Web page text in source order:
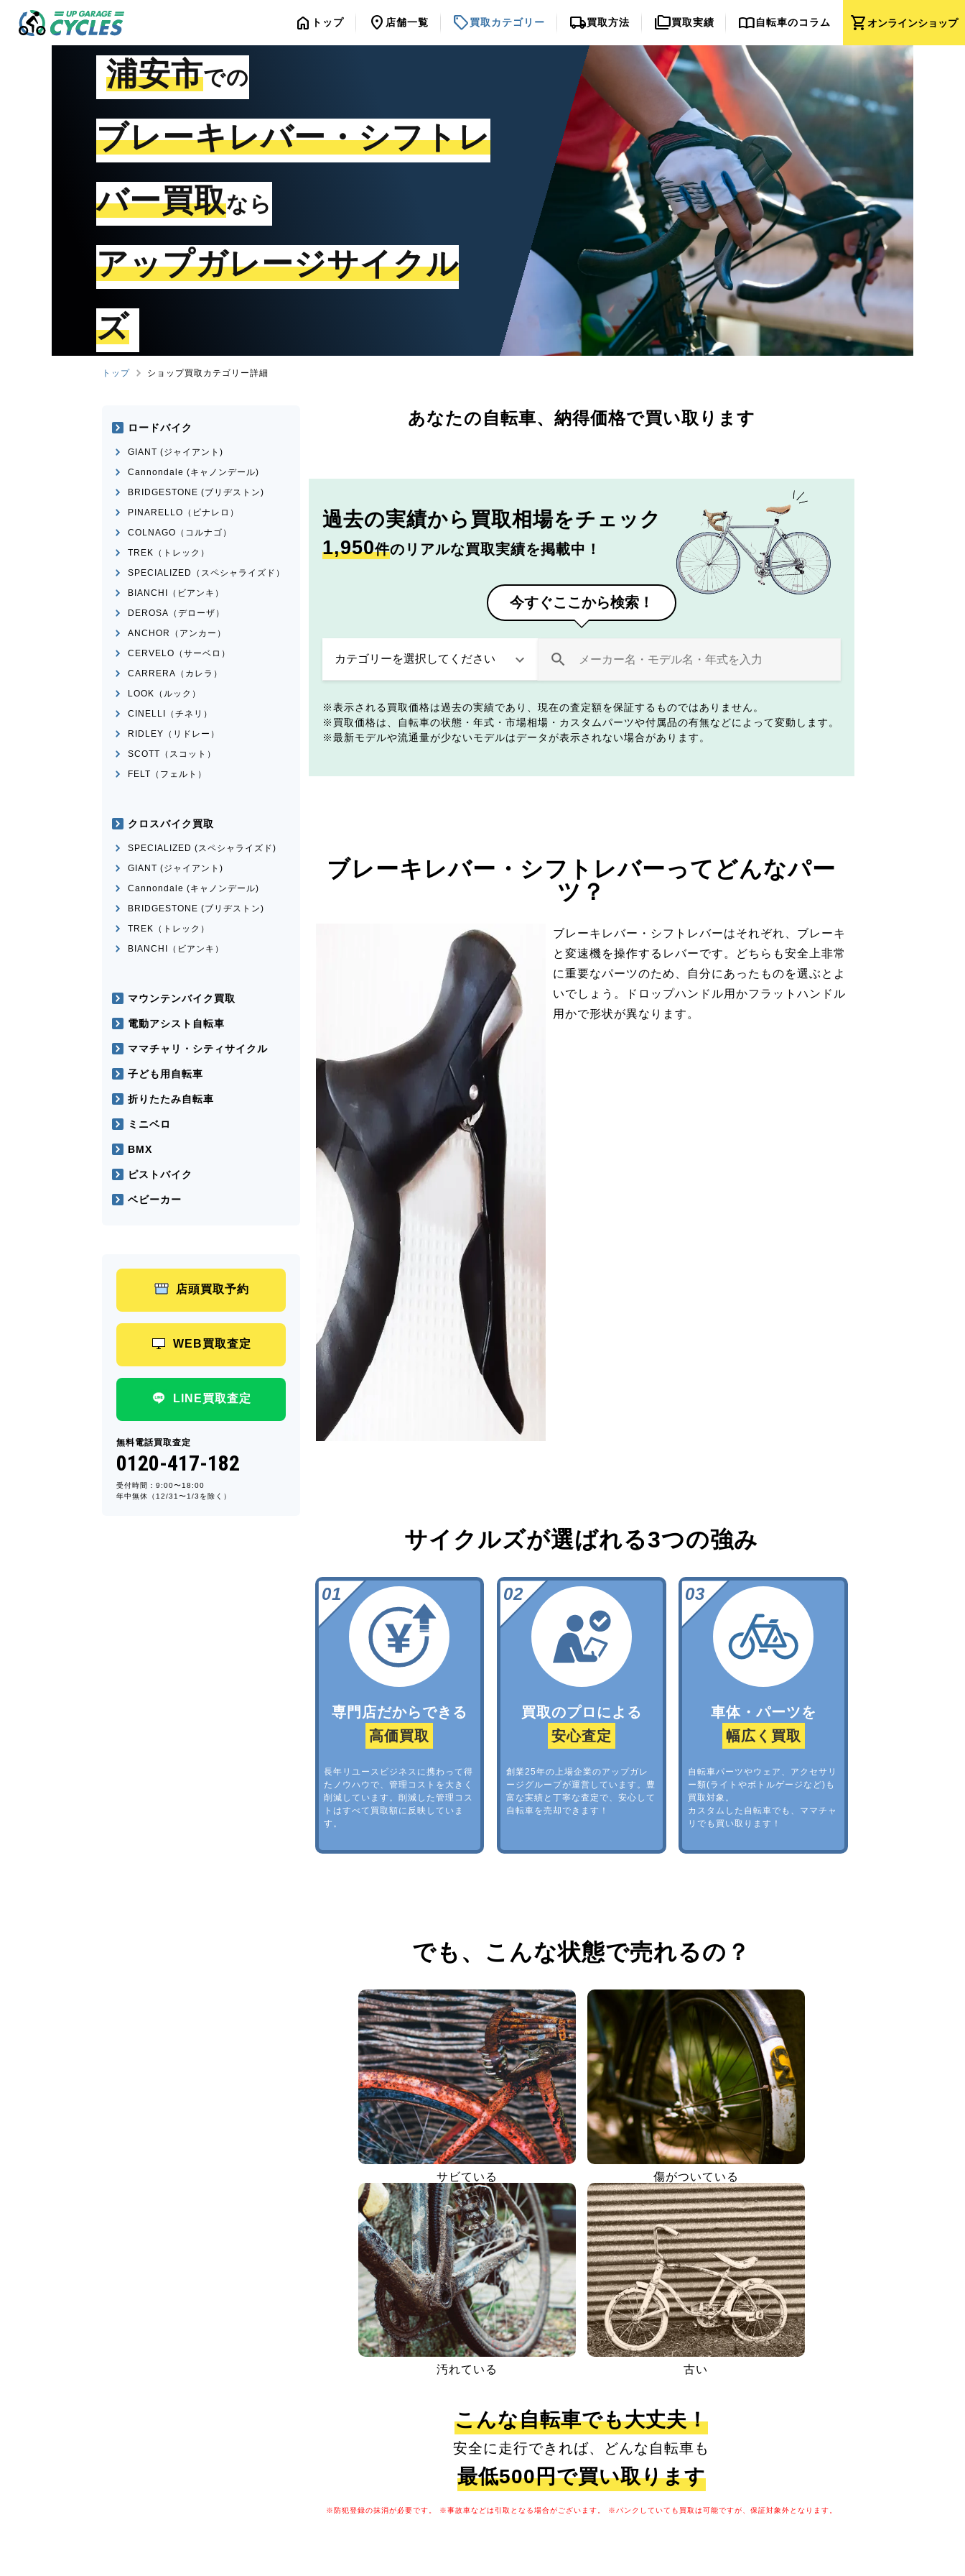
shopping_cartオンラインショップ
home トップ location_on 店舗一覧 sell買取カテゴリー local_shipping買取方法 folder_copy買取実績 import_contacts自転車のコラム
浦安市での
ブレーキレバー・シフトレ
バー買取なら
アップガレージサイクル
ズ
トップ ショップ買取カテゴリー詳細
あなたの自転車、 納得価格で買い取ります
過去の実績から 買取相場をチェック
1,950件のリアルな買取実績を掲載中！
今すぐここから検索！
表示される買取価格は過去の実績であり、現在の査定額を保証するものではありません。
買取価格は、自転車の状態・年式・市場相場・カスタムパーツや付属品の有無などによって変動します。
最新モデルや流通量が少ないモデルはデータが表示されない場合があります。
ブレーキレバー・シフトレバーってどんなパー
ツ？
ブレーキレバー・シフトレバーはそれぞれ、ブレーキ
と変速機を操作するレバーです。どちらも安全上非常
に重要なパーツのため、自分にあったものを選ぶとよ
いでしょう。ドロップハンドル用かフラットハンドル
用かで形状が異なります。
サイクルズが選ばれる3つの強み
専門店だからできる
高価買取
長年リユースビジネスに携わって得
たノウハウで、管理コストを大きく
削減しています。削減した管理コス
トはすべて買取額に反映していま
す。
買取のプロによる
安心査定
創業25年の上場企業のアップガレ
ージグループが運営しています。豊
富な実績と丁寧な査定で、安心して
自転車を売却できます！
車体・パーツを
幅広く買取
自転車パーツやウェア、アクセサリ
ー類(ライトやボトルゲージなど)も
買取対象。
カスタムした自転車でも、ママチャ
リでも買い取ります！
でも、 こんな状態で売れるの？
サビている 傷がついている
汚れている 古い
こんな自転車でも大丈夫！
安全に走行できれば、どんな自転車も
最低500円で買い取ります
※防犯登録の抹消が必要です。 ※事故車などは引取となる場合がございます。 ※パンクしていても買取は可能ですが、保証対象外となります。
ロードバイク
GIANT (ジャイアント)
Cannondale (キャノンデール)
BRIDGESTONE (ブリヂストン)
PINARELLO（ピナレロ）
COLNAGO（コルナゴ）
TREK（トレック）
SPECIALIZED（スペシャライズド）
BIANCHI（ビアンキ）
DEROSA（デローザ）
ANCHOR（アンカー）
CERVELO（サーベロ）
CARRERA（カレラ）
LOOK（ルック）
CINELLI（チネリ）
RIDLEY（リドレー）
SCOTT（スコット）
FELT（フェルト）
クロスバイク買取
SPECIALIZED (スペシャライズド)
GIANT (ジャイアント)
Cannondale (キャノンデール)
BRIDGESTONE (ブリヂストン)
TREK（トレック）
BIANCHI（ビアンキ）
マウンテンバイク買取
電動アシスト自転車
ママチャリ・シティサイクル
子ども用自転車
折りたたみ自転車
ミニベロ
BMX
ピストバイク
ベビーカー
店頭買取予約
WEB買取査定
LINE買取査定
無料電話買取査定
0120-417-182
受付時間：9:00〜18:00
年中無休（12/31〜1/3を除く）